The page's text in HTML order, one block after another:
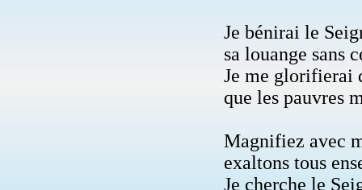
Je bénirai le
sa louange sans
Je me glorifierai
que les pauvres
Magnifiez avec
exaltons tous
Je cherche le